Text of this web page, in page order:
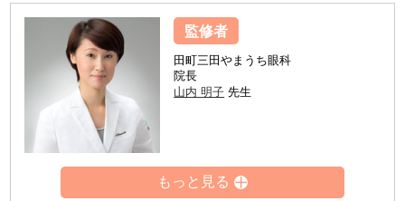
監修者
田町三田やまうち眼科
院長
山内 明子 先生